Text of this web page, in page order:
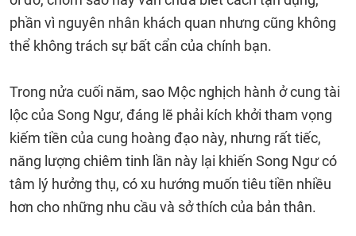
phần vì nguyên nhân khách quan nhưng cũng không
thể không trách sự bất cẩn của chính bạn.
Trong nửa cuối năm, sao Mộc nghịch hành ở cung tài
lộc của Song Ngư, đáng lẽ phải kích khởi tham vọng
kiếm tiền của cung hoàng đạo này, nhưng rất tiếc,
năng lượng chiêm tinh lần này lại khiến Song Ngư có
tâm lý hưởng thụ, có xu hướng muốn tiêu tiền nhiều
hơn cho những nhu cầu và sở thích của bản thân.